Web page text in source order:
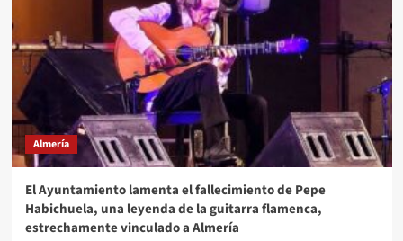
Almería
El Ayuntamiento lamenta el fallecimiento de Pepe
Habichuela, una leyenda de la guitarra flamenca,
estrechamente vinculado a Almería